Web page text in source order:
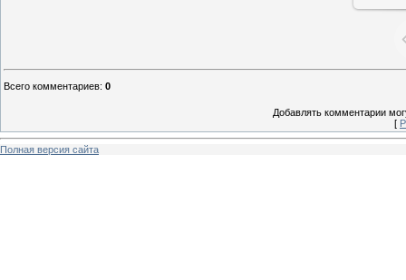
Всего комментариев: 0
Добавлять комментарии
[
Полная версия сайта